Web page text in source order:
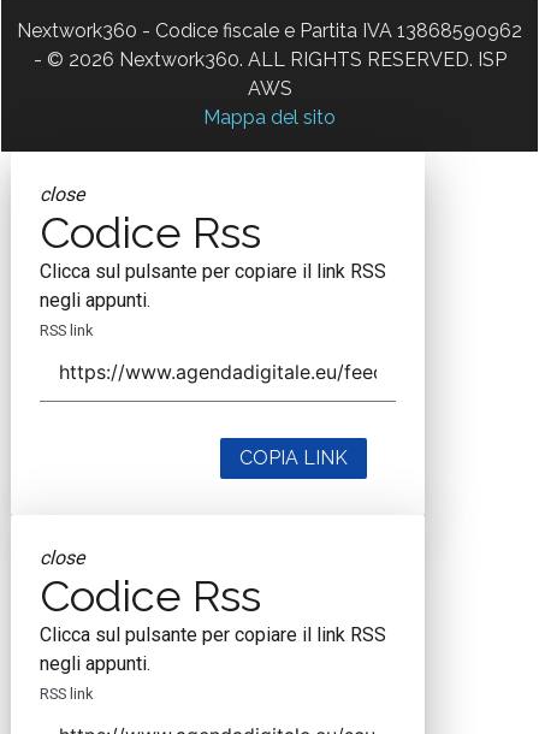
Nextwork360 - Codice fiscale e Partita IVA 13868590962
- © 2026 Nextwork360. ALL RIGHTS RESERVED. ISP
AWS
Mappa del sito
close
Codice Rss
Clicca sul pulsante per copiare il link RSS
negli appunti.
RSS link
COPIA LINK
close
Codice Rss
Clicca sul pulsante per copiare il link RSS
negli appunti.
RSS link